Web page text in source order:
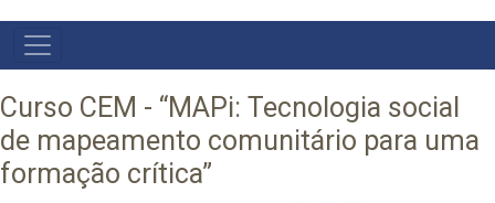
NAVEGADOR
PRINCIPAL
Curso CEM - “MAPi: Tecnologia social
de mapeamento comunitário para uma
formação crítica”